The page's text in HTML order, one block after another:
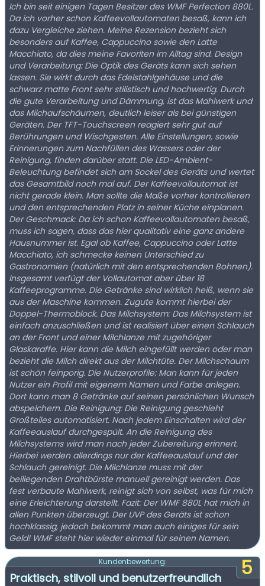
Ich bin seit einigen Tagen Besitzer des WMF Perfection 880L.
Da ich vorher schon Kaffeevollautomaten besaß, kann ich
dazu Vergleiche ziehen. Meine Rezension bezieht sich
besonders auf Kaffee, Cappuccino sowie den Latte
Macchiato, da dies meine Favoriten im Alltag sind. Design
und Verarbeitung: Die Optik des Geräts kann sich sehen
lassen. Sie wirkt durch das Edelstahlgehäuse und die
schwarz matte Front sehr stilistisch und hochwertig. Durch
die gute Verarbeitung und Dämmung, ist das Mahlwerk und
das Milchaufschäumen, deutlich leiser als bei günstigen
Geräten. Der TFT-Touchscreen reagiert sehr gut auf
Berührungen und Wischgesten. Alle Einstellungen, sowie
Erinnerungen zum Nachfüllen des Wassers oder der
Reinigung, finden darüber statt. Die LED-Ambient-
Beleuchtung befindet sich am Sockel des Geräts und wertet
das Gesamtbild noch mal auf. Der Kaffeevollautomat ist
nicht gerade klein. Man sollte die Maße vorher kontrollieren
und den entsprechenden Platz in seiner Küche einplanen.
Der Geschmack: Da ich schon Kaffeevollautomaten besaß,
muss ich sagen, dass das hier qualitativ eine ganz andere
Hausnummer ist. Egal ob Kaffee, Cappuccino oder Latte
Macchiato, ich schmecke keinen Unterschied zu
Gastronomien (natürlich mit den entsprechenden Bohnen).
Insgesamt verfügt der Vollautomat aber über 18
Kaffeeprogramme. Die Getränke sind wirklich heiß, wenn sie
aus der Maschine kommen. Zugute kommt hierbei der
Doppel-Thermoblock. Das Milchsystem: Das Milchsystem ist
einfach anzuschließen und ist realisiert über einen Schlauch
an der Front und einer Milchlanze mit zugehöriger
Glaskaraffe. Hier kann die Milch eingefüllt werden oder man
bezieht die Milch direkt aus der Milchtüte. Der Milchschaum
ist schön feinporig. Die Nutzerprofile: Man kann für jeden
Nutzer ein Profil mit eigenem Namen und Farbe anlegen.
Dort kann man 8 Getränke auf seinen persönlichen Wunsch
abspeichern. Die Reinigung: Die Reinigung geschieht
Großteiles automatisiert. Nach jedem Einschalten wird der
Kaffeeauslauf durchgespült. An die Reinigung des
Milchsystems wird man nach jeder Zubereitung erinnert.
Hierbei werden allerdings nur der Kaffeeauslauf und der
Schlauch gereinigt. Die Milchlanze muss mit der
beiliegenden Drahtbürste manuell gereinigt werden. Das
fest verbaute Mahlwerk, reinigt sich von selbst, was für mich
eine Erleichterung darstellt. Fazit: Der WMF 880L hat mich in
allen Punkten überzeugt. Der UVP des Geräts ist schon
hochklassig, jedoch bekommt man auch einiges für sein
Geld! WMF steht hier wieder einmal für seinen Namen.
5
Kundenbewertung:
Praktisch, stilvoll und benutzerfreundlich